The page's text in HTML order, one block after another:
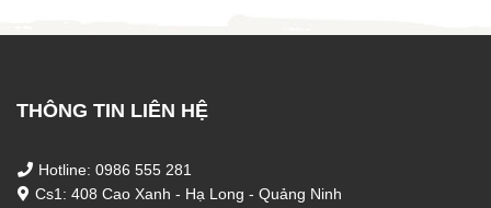
THÔNG TIN LIÊN HỆ
Hotline: 0986 555 281
Cs1: 408 Cao Xanh - Hạ Long - Quảng Ninh